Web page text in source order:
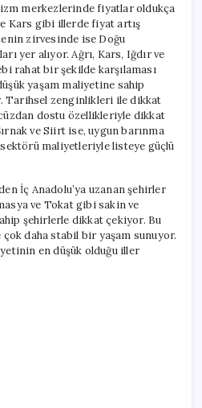
merkezlerinde fiyatlar oldukça
Kars gibi illerde fiyat artış
zirvesinde ise Doğu
yer alıyor. Ağrı, Kars, Iğdır ve
rahat bir şekilde karşılaması
yaşam maliyetine sahip
Tarihsel zenginlikleri ile dikkat
dostu özellikleriyle dikkat
ve Siirt ise, uygun barınma
maliyetleriyle listeye güçlü
İç Anadolu’ya uzanan şehirler
ve Tokat gibi sakin ve
şehirlerle dikkat çekiyor. Bu
daha stabil bir yaşam sunuyor.
en düşük olduğu iller